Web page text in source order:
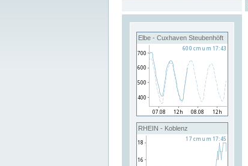
Elbe - Cuxhaven Steubenhöft
RHEIN - Koblenz